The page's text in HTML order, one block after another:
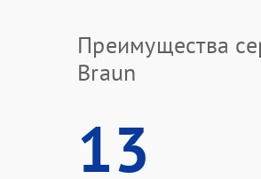
Преимущества
Braun
13